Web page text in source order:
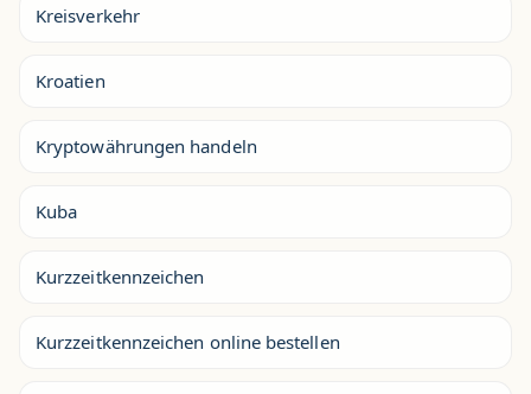
Kreisverkehr
Kroatien
Kryptowährungen handeln
Kuba
Kurzzeitkennzeichen
Kurzzeitkennzeichen online bestellen